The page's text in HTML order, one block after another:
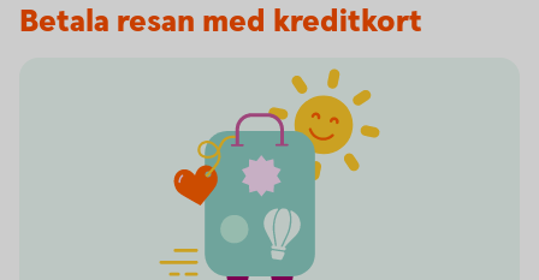
Betala resan med kreditkort